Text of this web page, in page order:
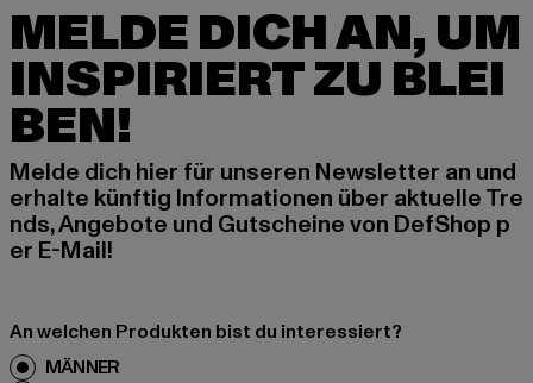
MELDE DICH AN, UM
INSPIRIERT ZU BLEI
BEN!
Melde dich hier für unseren Newsletter an und
erhalte künftig Informationen über aktuelle Tre
nds, Angebote und Gutscheine von DefShop p
er E-Mail!
An welchen Produkten bist du interessiert?
MÄNNER